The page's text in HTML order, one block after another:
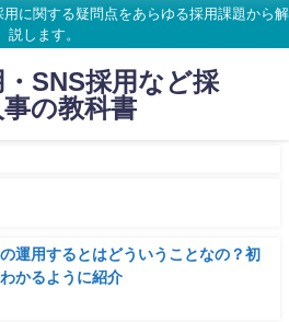
に関する疑問点をあらゆる採用課題から解
説します。
SNS採用など採
事の教科書
運用するとはどういうことなの？初
かるように紹介